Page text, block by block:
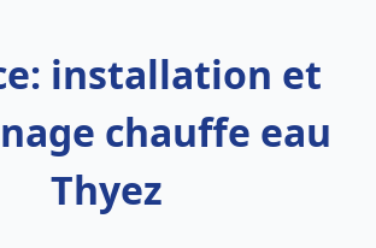
installation et
chauffe eau
Thyez